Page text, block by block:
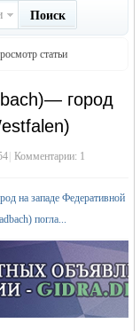
Поиск
›
статьи
город
Комментарии: 1
на западе Федеративной
погла...